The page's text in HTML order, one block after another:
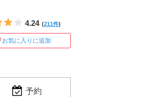
5つ星のうち4
4.24 (211件)
お気に入りに追加
予約